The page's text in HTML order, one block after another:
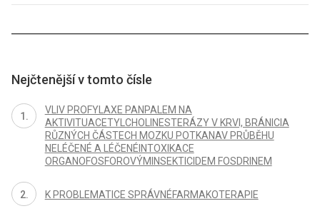
Nejčtenější v tomto čísle
VLIV PROFYLAXE PANPALEM NA
AKTIVITUACETYLCHOLINESTERÁZY V KRVI, BRÁNICIA
RŮZNÝCH ČÁSTECH MOZKU POTKANAV PRŮBĚHU
NELÉČENÉ A LÉČENÉINTOXIKACE
ORGANOFOSFOROVÝMINSEKTICIDEM FOSDRINEM
K PROBLEMATICE SPRÁVNÉFARMAKOTERAPIE